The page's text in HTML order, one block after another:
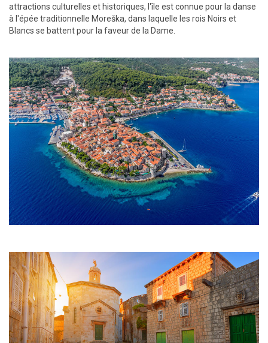
attractions culturelles et historiques, l'île est connue pour la danse
à l'épée traditionnelle Moreška, dans laquelle les rois Noirs et
Blancs se battent pour la faveur de la Dame.